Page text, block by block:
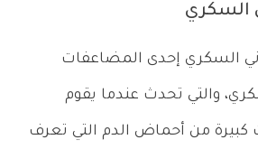
السكري
السكري إحدى المضاعفات
والتي تحدث عندما يقوم
كبيرة من أحماض الدم التي تعرف